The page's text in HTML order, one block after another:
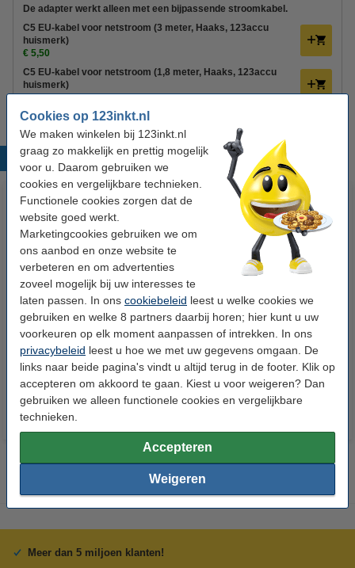
Cookies op 123inkt.nl
We maken winkelen bij 123inkt.nl
graag zo makkelijk en prettig mogelijk
voor u. Daarom gebruiken we
cookies en vergelijkbare technieken.
Functionele cookies zorgen dat de
website goed werkt.
Marketingcookies gebruiken we om
ons aanbod en onze website te
verbeteren en om advertenties
zoveel mogelijk bij uw interesses te
laten passen. In ons cookiebeleid leest u welke cookies we
gebruiken en welke 8 partners daarbij horen; hier kunt u uw
voorkeuren op elk moment aanpassen of intrekken. In ons
privacybeleid leest u hoe we met uw gegevens omgaan. De
links naar beide pagina's vindt u altijd terug in de footer. Klik op
accepteren om akkoord te gaan. Kiest u voor weigeren? Dan
gebruiken we alleen functionele cookies en vergelijkbare
technieken.
Accepteren
Weigeren
De adapter werkt alleen met een bijpassende stroomkabel.
C5 EU-kabel voor netstroom (3 meter, Haaks, 123accu
huismerk)
€ 5,50
C5 EU-kabel voor netstroom (1,8 meter, Haaks, 123accu
huismerk)
€ 4,95
Populaire producten
123accu Xtreme Power MN1500
Penlite AA batterij 24 stuks
€ 14,95 Incl. 21% btw
500 vel A4 - 80 grams FSC® Mix
€ 7,25 Incl. 21% btw
Meer dan 5 miljoen klanten!